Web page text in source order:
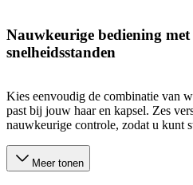
Nauwkeurige bediening
snelheidsstanden
Kies eenvoudig de combinatie van
past bij jouw haar en kapsel. Zes
nauwkeurige controle, zodat u kunt
Meer tonen